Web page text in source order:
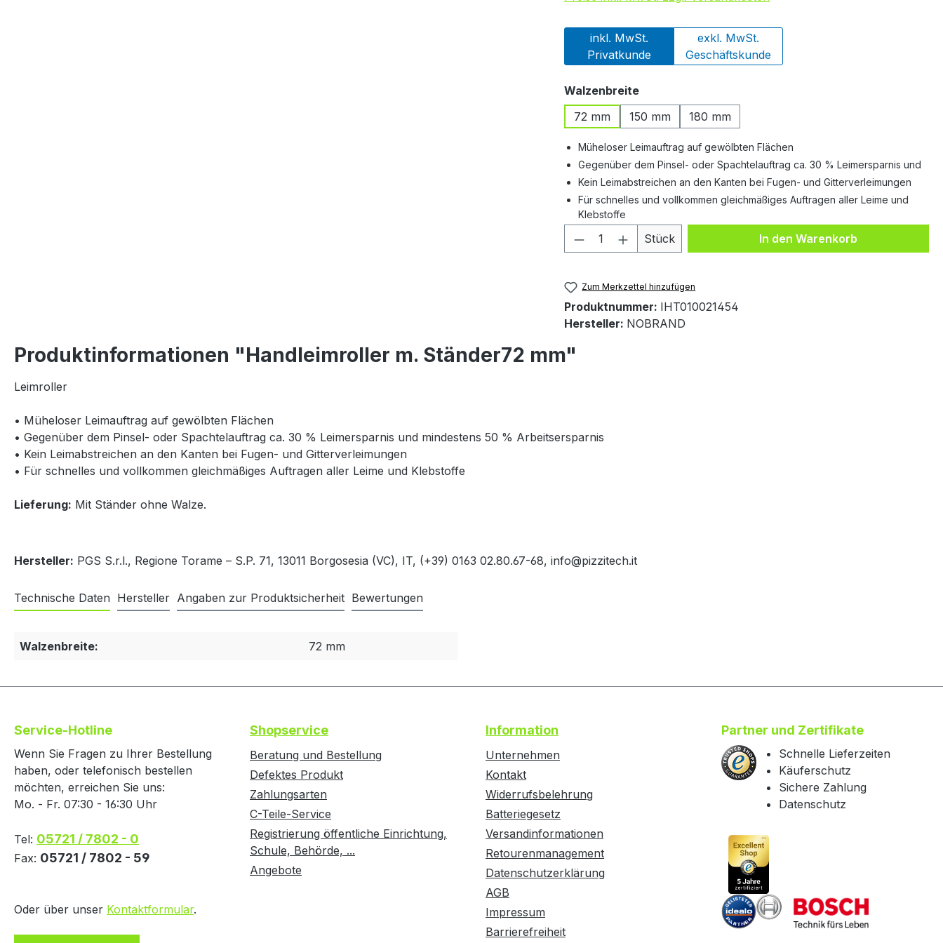
inkl. MwSt.
Privatkunde
exkl. MwSt.
Geschäftskunde
Walzenbreiteauswählen
72 mm
150 mm 180 mm
Müheloser Leimauftrag auf gewölbten Flächen
Gegenüber dem Pinsel- oder Spachtelauftrag ca. 30 % Leimersparnis und
Kein Leimabstreichen an den Kanten bei Fugen- und Gitterverleimungen
Für schnelles und vollkommen gleichmäßiges Auftragen aller Leime und
Klebstoffe
Produkt Anzahl: Gib den gewünschten Wert
Stück In den Warenkorb
Zum Merkzettel hinzufügen
Produktnummer: IHT010021454
Hersteller: NOBRAND
Produktinformationen "Handleimroller m. Ständer72 mm"
Leimroller
• Müheloser Leimauftrag auf gewölbten Flächen
• Gegenüber dem Pinsel- oder Spachtelauftrag ca. 30 % Leimersparnis und mindestens 50 % Arbeitsersparnis
• Kein Leimabstreichen an den Kanten bei Fugen- und Gitterverleimungen
• Für schnelles und vollkommen gleichmäßiges Auftragen aller Leime und Klebstoffe
Lieferung: Mit Ständer ohne Walze.
Hersteller: PGS S.r.l., Regione Torame – S.P. 71, 13011 Borgosesia (VC), IT, (+39) 0163 02.80.67-68, info@pizzitech.it
Technische Daten Hersteller Angaben zur Produktsicherheit Bewertungen
Walzenbreite: 72 mm
Service-Hotline
Wenn Sie Fragen zu Ihrer Bestellung
haben, oder telefonisch bestellen
möchten, erreichen Sie uns:
Mo. - Fr. 07:30 - 16:30 Uhr
Tel: 05721 / 7802 - 0
Fax: 05721 / 7802 - 59
Oder über unser Kontaktformular.
Shopservice
Beratung und Bestellung
Defektes Produkt
Zahlungsarten
C-Teile-Service
Registrierung öffentliche Einrichtung,
Schule, Behörde, ...
Angebote
Information
Unternehmen
Kontakt
Widerrufsbelehrung
Batteriegesetz
Versandinformationen
Retourenmanagement
Datenschutzerklärung
AGB
Impressum
Barrierefreiheit
Partner und Zertifikate
Schnelle Lieferzeiten
Käuferschutz
Sichere Zahlung
Datenschutz